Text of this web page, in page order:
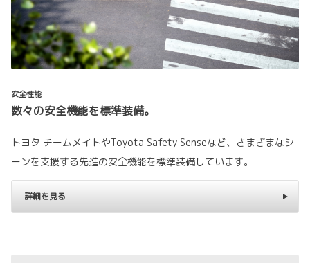
安全性能
数々の安全機能を標準装備。
トヨタ チームメイトやToyota Safety Senseなど、さまざまなシ
ーンを支援する先進の安全機能を標準装備しています。
詳細を見る